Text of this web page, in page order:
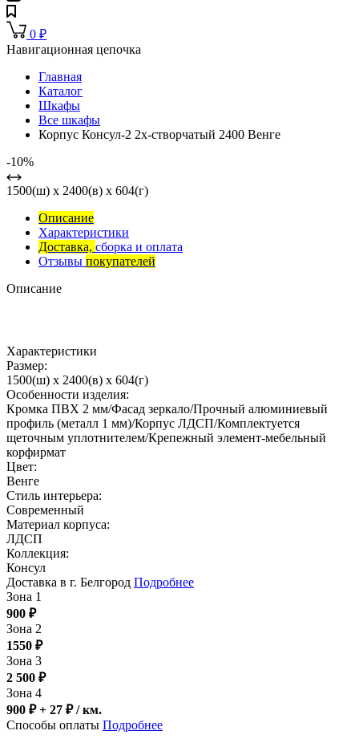
0 ₽
Навигационная цепочка
Главная
Каталог
Шкафы
Все шкафы
Корпус Консул-2 2х-створчатый 2400 Венге
-10%
1500(ш) x 2400(в) x 604(г)
Описание
Характеристики
Доставка, сборка и оплата
Отзывы покупателей
Описание
Характеристики
Размер:
1500(ш) x 2400(в) x 604(г)
Особенности изделия:
Кромка ПВХ 2 мм/Фасад зеркало/Прочный алюминиевый
профиль (металл 1 мм)/Корпус ЛДСП/Комплектуется
щеточным уплотнителем/Крепежный элемент-мебельный
корфирмат
Цвет:
Венге
Стиль интерьера:
Современный
Материал корпуса:
ЛДСП
Коллекция:
Консул
Доставка в г. Белгород Подробнее
Зона 1
900 ₽
Зона 2
1550 ₽
Зона 3
2 500 ₽
Зона 4
900 ₽ + 27 ₽/ км.
Способы оплаты Подробнее